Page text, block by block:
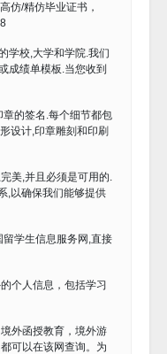
仿/精仿毕业证书，
学校,大学和学院.我们
成绩单模板.当您收到
的签名.每个细节都包
设计,印章雕刻和印刷
美,并且必须是可用的.
,以确保我们能够提供
学生信息服务网,直接
个人信息，包括学习
外函授教育，境外游
可以在该网查询。为